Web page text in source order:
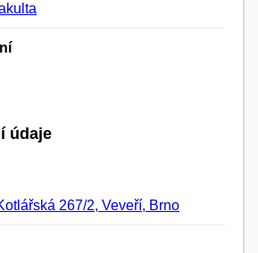
údaje
267/2, Veveří, Brno